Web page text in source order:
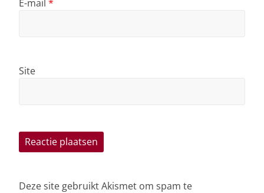
E-mail *
Site
Deze site gebruikt Akismet om spam te